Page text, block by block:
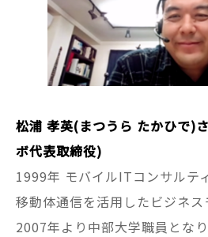
松浦 孝英(まつうら たかひで)
ボ代表取締役)
1999年 モバイルITコンサルテ
移動体通信を活用したビジネス
2007年より中部大学職員とな